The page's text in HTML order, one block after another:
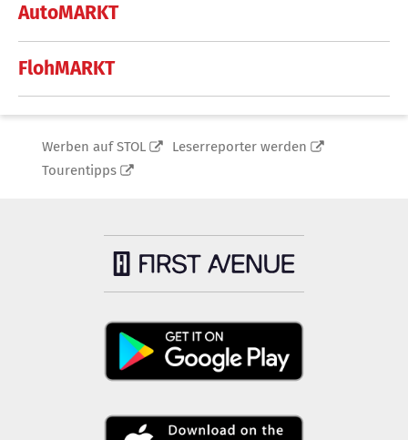
AutoMARKT
FlohMARKT
Werben auf STOL
Leserreporter werden
Tourentipps